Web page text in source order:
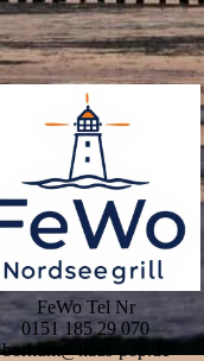
FeWo Tel Nr
0151 185 29 070
borkum@haus-pop.de